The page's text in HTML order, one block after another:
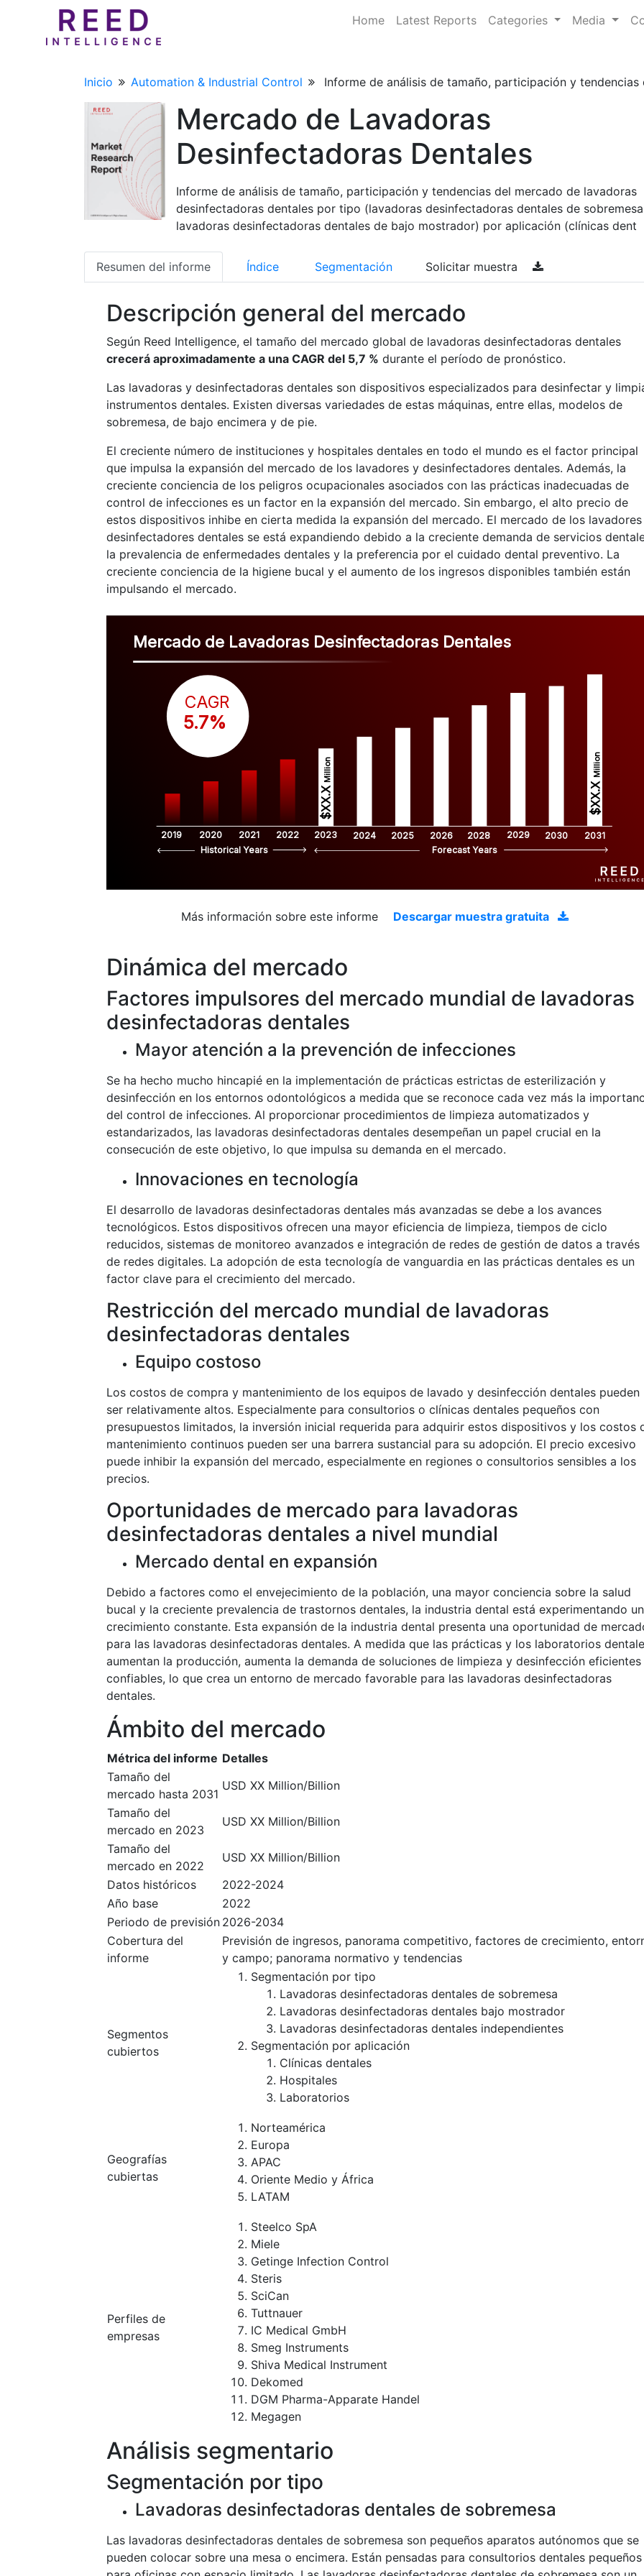
Home Latest Reports Categories Media
Inicio Automation & Industrial Control Informe de análisis de tamaño, participación y
Mercado de Lavadoras
Desinfectadoras Dentales
Informe de análisis de tamaño, participación y tendencias del mercado de lavadoras
desinfectadoras dentales por tipo (lavadoras desinfectadoras dentales de
lavadoras desinfectadoras dentales de bajo mostrador) por aplicación (clínicas dent
Resumen del informe Índice Segmentación Solicitar muestra
Descripción general del mercado
Según Reed Intelligence, el tamaño del mercado global de lavadoras desinfectadoras dentales
crecerá aproximadamente a una CAGR del 5,7 % durante el período de pronóstico.
Las lavadoras y desinfectadoras dentales son dispositivos especializados para desinfectar y
instrumentos dentales. Existen diversas variedades de estas máquinas, entre ellas, modelos de
sobremesa, de bajo encimera y de pie.
El creciente número de instituciones y hospitales dentales en todo el mundo es el factor principal
que impulsa la expansión del mercado de los lavadores y desinfectadores dentales. Además, la
creciente conciencia de los peligros ocupacionales asociados con las prácticas inadecuadas de
control de infecciones es un factor en la expansión del mercado. Sin embargo, el alto precio de
estos dispositivos inhibe en cierta medida la expansión del mercado. El mercado de los
desinfectadores dentales se está expandiendo debido a la creciente demanda de servicios
la prevalencia de enfermedades dentales y la preferencia por el cuidado dental preventivo. La
creciente conciencia de la higiene bucal y el aumento de los ingresos disponibles también están
impulsando el mercado.
Mercado de Lavadoras Desinfectadoras Dentales
2019 2020 2021 2022 2023 2024 2025 2026 2028 2029 2030 2031
$XX.X
Million
$XX.X
Million
CAGR
5.7%
Historical Years Forecast Years
Más información sobre este informe Descargar muestra gratuita
Dinámica del mercado
Factores impulsores del mercado mundial de lavadoras
desinfectadoras dentales
Mayor atención a la prevención de infecciones
Se ha hecho mucho hincapié en la implementación de prácticas estrictas de esterilización y
desinfección en los entornos odontológicos a medida que se reconoce cada vez más la
del control de infecciones. Al proporcionar procedimientos de limpieza automatizados y
estandarizados, las lavadoras desinfectadoras dentales desempeñan un papel crucial en la
consecución de este objetivo, lo que impulsa su demanda en el mercado.
Innovaciones en tecnología
El desarrollo de lavadoras desinfectadoras dentales más avanzadas se debe a los avances
tecnológicos. Estos dispositivos ofrecen una mayor eficiencia de limpieza, tiempos de ciclo
reducidos, sistemas de monitoreo avanzados e integración de redes de gestión de datos a través
de redes digitales. La adopción de esta tecnología de vanguardia en las prácticas dentales es un
factor clave para el crecimiento del mercado.
Restricción del mercado mundial de lavadoras
desinfectadoras dentales
Equipo costoso
Los costos de compra y mantenimiento de los equipos de lavado y desinfección dentales pueden
ser relativamente altos. Especialmente para consultorios o clínicas dentales pequeños con
presupuestos limitados, la inversión inicial requerida para adquirir estos dispositivos y los costos
mantenimiento continuos pueden ser una barrera sustancial para su adopción. El precio excesivo
puede inhibir la expansión del mercado, especialmente en regiones o consultorios sensibles a los
precios.
Oportunidades de mercado para lavadoras
desinfectadoras dentales a nivel mundial
Mercado dental en expansión
Debido a factores como el envejecimiento de la población, una mayor conciencia sobre la salud
bucal y la creciente prevalencia de trastornos dentales, la industria dental está experimentando un
crecimiento constante. Esta expansión de la industria dental presenta una oportunidad de
para las lavadoras desinfectadoras dentales. A medida que las prácticas y los laboratorios
aumentan la producción, aumenta la demanda de soluciones de limpieza y desinfección
confiables, lo que crea un entorno de mercado favorable para las lavadoras desinfectadoras
dentales.
Ámbito del mercado
Métrica del informe Detalles
Tamaño del
mercado hasta 2031
USD XX Million/Billion
Tamaño del
mercado en 2023
USD XX Million/Billion
Tamaño del
mercado en 2022
USD XX Million/Billion
Datos históricos
2022-2024
Año base
2022
Periodo de previsión 2026-2034
Cobertura del
informe
Previsión de ingresos, panorama competitivo, factores de crecimiento,
y campo; panorama normativo y tendencias
Segmentos
cubiertos
Segmentación por tipo
Lavadoras desinfectadoras dentales de sobremesa
Lavadoras desinfectadoras dentales bajo mostrador
Lavadoras desinfectadoras dentales independientes
Segmentación por aplicación
Clínicas dentales
Hospitales
Laboratorios
Geografías
cubiertas
Norteamérica
Europa
APAC
Oriente Medio y África
LATAM
Perfiles de
empresas
Steelco SpA
Miele
Getinge Infection Control
Steris
SciCan
Tuttnauer
IC Medical GmbH
Smeg Instruments
Shiva Medical Instrument
Dekomed
DGM Pharma-Apparate Handel
Megagen
Análisis segmentario
Segmentación por tipo
Lavadoras desinfectadoras dentales de sobremesa
Las lavadoras desinfectadoras dentales de sobremesa son pequeños aparatos autónomos que se
pueden colocar sobre una mesa o encimera. Están pensadas para consultorios dentales